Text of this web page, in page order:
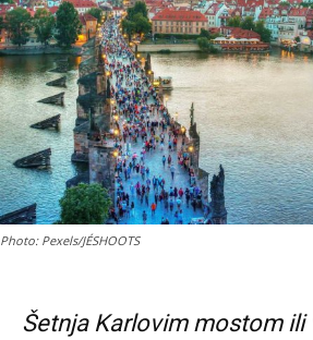
Photo: Pexels/JÉSHOOTS
Šetnja Karlovim mostom ili